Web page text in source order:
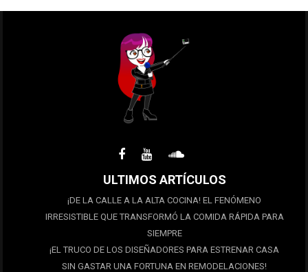
ULTIMOS ARTÍCULOS
¡DE LA CALLE A LA ALTA COCINA! EL FENÓMENO
IRRESISTIBLE QUE TRANSFORMÓ LA COMIDA RÁPIDA PARA
SIEMPRE
¡EL TRUCO DE LOS DISEÑADORES PARA ESTRENAR CASA
SIN GASTAR UNA FORTUNA EN REMODELACIONES!